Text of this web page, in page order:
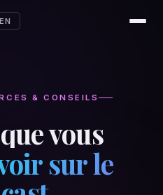
EN
& CONSEILS
vous
sur le